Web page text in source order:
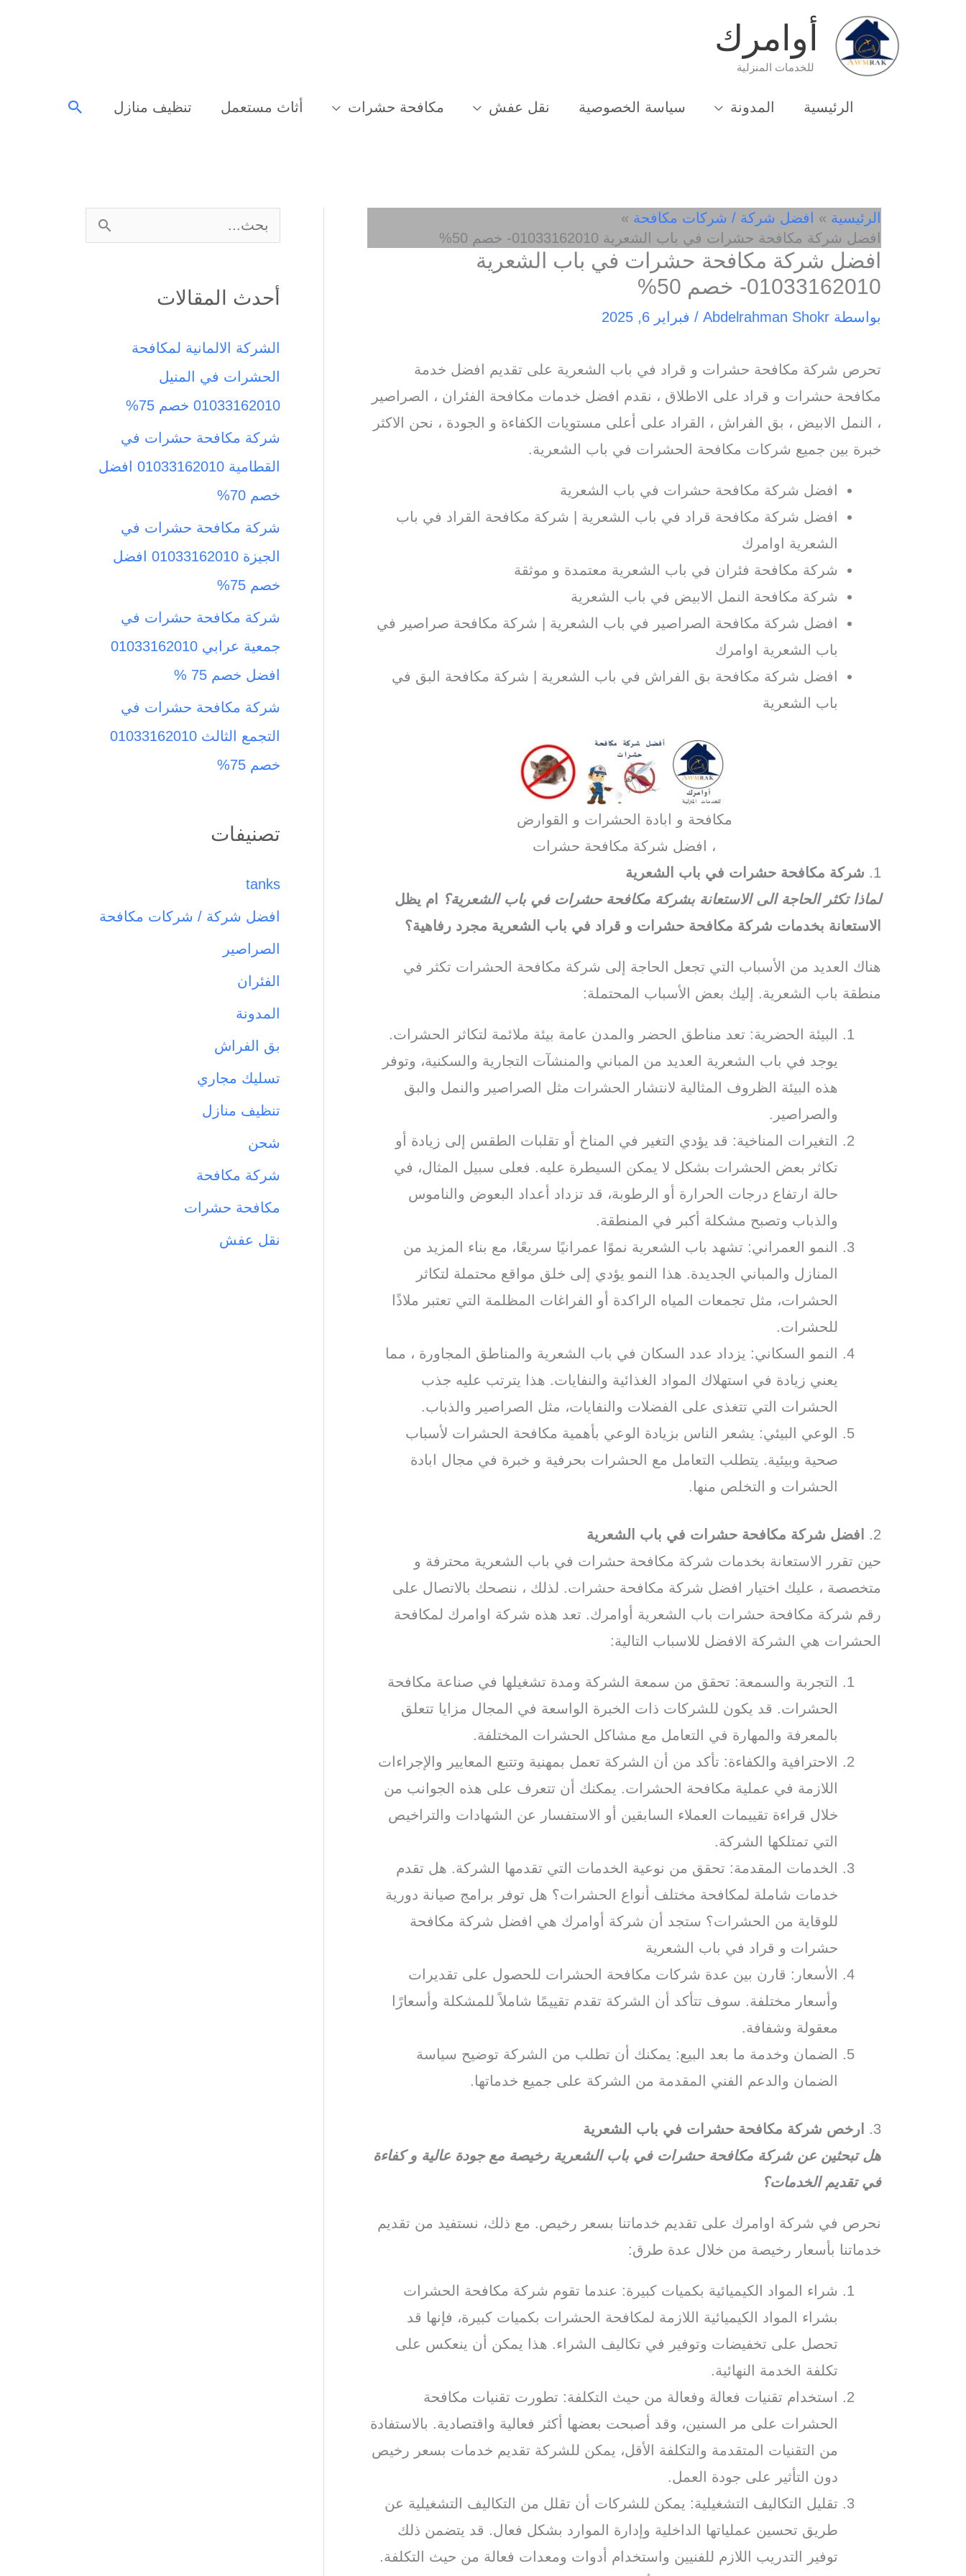
أوامرك
للخدمات المنزلية
الرئيسية المدونة سياسة الخصوصية نقل عفش مكافحة حشرات أثاث مستعمل تنظيف منازل البحث
الرئيسية
افضل شركة / شركات مكافحة
افضل شركة مكافحة حشرات في باب الشعرية 01033162010- خصم 50%
افضل شركة مكافحة حشرات في باب الشعرية
01033162010- خصم 50%
بواسطة Abdelrahman Shokr
/ فبراير 6, 2025
تحرص شركة مكافحة حشرات و قراد في باب الشعرية على تقديم افضل خدمة
مكافحة حشرات و قراد على الاطلاق ، نقدم افضل خدمات مكافحة الفئران ، الصراصير
، النمل الابيض ، بق الفراش ، القراد على أعلى مستويات الكفاءة و الجودة ، نحن الاكثر
خبرة بين جميع شركات مكافحة الحشرات في باب الشعرية.
افضل شركة مكافحة حشرات في باب الشعرية
افضل شركة مكافحة قراد في باب الشعرية | شركة مكافحة القراد في باب
الشعرية اوامرك
شركة مكافحة فئران في باب الشعرية معتمدة و موثقة
شركة مكافحة النمل الابيض في باب الشعرية
افضل شركة مكافحة الصراصير في باب الشعرية | شركة مكافحة صراصير في
باب الشعرية اوامرك
افضل شركة مكافحة بق الفراش في باب الشعرية | شركة مكافحة البق في
باب الشعرية
مكافحة و ابادة الحشرات و القوارض
، افضل شركة مكافحة حشرات
1.
شركة مكافحة حشرات في باب الشعرية
لماذا تكثر الحاجة الى الاستعانة بشركة مكافحة حشرات في باب الشعرية؟
ام يظل
الاستعانة بخدمات شركة مكافحة حشرات و قراد في باب الشعرية مجرد رفاهية؟
هناك العديد من الأسباب التي تجعل الحاجة إلى شركة مكافحة الحشرات تكثر في
منطقة باب الشعرية. إليك بعض الأسباب المحتملة:
البيئة الحضرية: تعد مناطق الحضر والمدن عامة بيئة ملائمة لتكاثر الحشرات.
يوجد في باب الشعرية العديد من المباني والمنشآت التجارية والسكنية، وتوفر
هذه البيئة الظروف المثالية لانتشار الحشرات مثل الصراصير والنمل والبق
والصراصير.
التغيرات المناخية: قد يؤدي التغير في المناخ أو تقلبات الطقس إلى زيادة أو
تكاثر بعض الحشرات بشكل لا يمكن السيطرة عليه. فعلى سبيل المثال، في
حالة ارتفاع درجات الحرارة أو الرطوبة، قد تزداد أعداد البعوض والناموس
والذباب وتصبح مشكلة أكبر في المنطقة.
النمو العمراني: تشهد باب الشعرية نموًا عمرانيًا سريعًا، مع بناء المزيد من
المنازل والمباني الجديدة. هذا النمو يؤدي إلى خلق مواقع محتملة لتكاثر
الحشرات، مثل تجمعات المياه الراكدة أو الفراغات المظلمة التي تعتبر ملاذًا
للحشرات.
النمو السكاني: يزداد عدد السكان في باب الشعرية والمناطق المجاورة ، مما
يعني زيادة في استهلاك المواد الغذائية والنفايات. هذا يترتب عليه جذب
الحشرات التي تتغذى على الفضلات والنفايات، مثل الصراصير والذباب.
الوعي البيئي: يشعر الناس بزيادة الوعي بأهمية مكافحة الحشرات لأسباب
صحية وبيئية. يتطلب التعامل مع الحشرات بحرفية و خبرة في مجال ابادة
الحشرات و التخلص منها.
2.
افضل شركة مكافحة حشرات في باب الشعرية
حين تقرر الاستعانة بخدمات شركة مكافحة حشرات في باب الشعرية محترفة و
متخصصة ، عليك اختيار افضل شركة مكافحة حشرات. لذلك ، ننصحك بالاتصال على
رقم شركة مكافحة حشرات باب الشعرية أوامرك. تعد هذه شركة اوامرك لمكافحة
الحشرات هي الشركة الافضل للاسباب التالية:
التجربة والسمعة: تحقق من سمعة الشركة ومدة تشغيلها في صناعة مكافحة
الحشرات. قد يكون للشركات ذات الخبرة الواسعة في المجال مزايا تتعلق
بالمعرفة والمهارة في التعامل مع مشاكل الحشرات المختلفة.
الاحترافية والكفاءة: تأكد من أن الشركة تعمل بمهنية وتتبع المعايير والإجراءات
اللازمة في عملية مكافحة الحشرات. يمكنك أن تتعرف على هذه الجوانب من
خلال قراءة تقييمات العملاء السابقين أو الاستفسار عن الشهادات والتراخيص
التي تمتلكها الشركة.
الخدمات المقدمة: تحقق من نوعية الخدمات التي تقدمها الشركة. هل تقدم
خدمات شاملة لمكافحة مختلف أنواع الحشرات؟ هل توفر برامج صيانة دورية
للوقاية من الحشرات؟ ستجد أن شركة أوامرك هي افضل شركة مكافحة
حشرات و قراد في باب الشعرية
الأسعار: قارن بين عدة شركات مكافحة الحشرات للحصول على تقديرات
وأسعار مختلفة. سوف تتأكد أن الشركة تقدم تقييمًا شاملاً للمشكلة وأسعارًا
معقولة وشفافة.
الضمان وخدمة ما بعد البيع: يمكنك أن تطلب من الشركة توضيح سياسة
الضمان والدعم الفني المقدمة من الشركة على جميع خدماتها.
3.
ارخص شركة مكافحة حشرات في باب الشعرية
هل تبحثين عن شركة مكافحة حشرات في باب الشعرية رخيصة مع جودة عالية و كفاءة
في تقديم الخدمات؟
نحرص في شركة اوامرك على تقديم خدماتنا بسعر رخيص. مع ذلك، نستفيد من تقديم
خدماتنا بأسعار رخيصة من خلال عدة طرق:
شراء المواد الكيميائية بكميات كبيرة: عندما تقوم شركة مكافحة الحشرات
بشراء المواد الكيميائية اللازمة لمكافحة الحشرات بكميات كبيرة، فإنها قد
تحصل على تخفيضات وتوفير في تكاليف الشراء. هذا يمكن أن ينعكس على
تكلفة الخدمة النهائية.
استخدام تقنيات فعالة وفعالة من حيث التكلفة: تطورت تقنيات مكافحة
الحشرات على مر السنين، وقد أصبحت بعضها أكثر فعالية واقتصادية. بالاستفادة
من التقنيات المتقدمة والتكلفة الأقل، يمكن للشركة تقديم خدمات بسعر رخيص
دون التأثير على جودة العمل.
تقليل التكاليف التشغيلية: يمكن للشركات أن تقلل من التكاليف التشغيلية عن
طريق تحسين عملياتها الداخلية وإدارة الموارد بشكل فعال. قد يتضمن ذلك
توفير التدريب اللازم للفنيين واستخدام أدوات ومعدات فعالة من حيث التكلفة.
ب
ث
ع
ن
أحدث المقالات
الشركة الالمانية لمكافحة
الحشرات في المنيل
01033162010 خصم 75%
شركة مكافحة حشرات في
القطامية 01033162010 افضل
خصم 70%
شركة مكافحة حشرات في
الجيزة 01033162010 افضل
خصم 75%
شركة مكافحة حشرات في
جمعية عرابي 01033162010
افضل خصم 75 %
شركة مكافحة حشرات في
التجمع الثالث 01033162010
خصم 75%
تصنيفات
tanks
افضل شركة / شركات مكافحة
الصراصير
الفئران
المدونة
بق الفراش
تسليك مجاري
تنظيف منازل
شحن
شركة مكافحة
مكافحة حشرات
نقل عفش